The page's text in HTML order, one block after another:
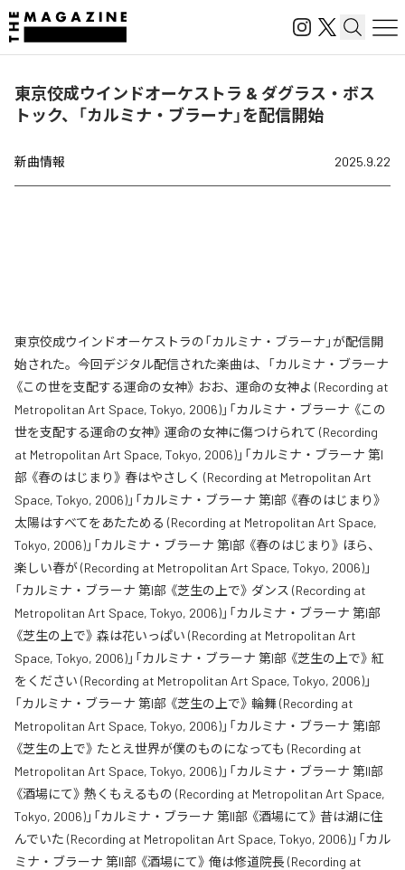
東京佼成ウインドオーケストラ & ダグラス・ボス
トック、「カルミナ・ブラーナ」を配信開始
新曲情報 2025.9.22
東京佼成ウインドオーケストラの「カルミナ・ブラーナ」が配信開
始された。今回デジタル配信された楽曲は、「カルミナ・ブラーナ
《この世を支配する運命の女神》 おお、運命の女神よ (Recording at
Metropolitan Art Space, Tokyo, 2006)」「カルミナ・ブラーナ 《この
世を支配する運命の女神》 運命の女神に傷つけられて (Recording
at Metropolitan Art Space, Tokyo, 2006)」「カルミナ・ブラーナ 第I
部 《春のはじまり》 春はやさしく (Recording at Metropolitan Art
Space, Tokyo, 2006)」「カルミナ・ブラーナ 第I部 《春のはじまり》
太陽はすべてをあたためる (Recording at Metropolitan Art Space,
Tokyo, 2006)」「カルミナ・ブラーナ 第I部 《春のはじまり》 ほら、
楽しい春が (Recording at Metropolitan Art Space, Tokyo, 2006)」
「カルミナ・ブラーナ 第I部 《芝生の上で》 ダンス (Recording at
Metropolitan Art Space, Tokyo, 2006)」「カルミナ・ブラーナ 第I部
《芝生の上で》 森は花いっぱい (Recording at Metropolitan Art
Space, Tokyo, 2006)」「カルミナ・ブラーナ 第I部 《芝生の上で》 紅
をください (Recording at Metropolitan Art Space, Tokyo, 2006)」
「カルミナ・ブラーナ 第I部 《芝生の上で》 輪舞 (Recording at
Metropolitan Art Space, Tokyo, 2006)」「カルミナ・ブラーナ 第I部
《芝生の上で》 たとえ世界が僕のものになっても (Recording at
Metropolitan Art Space, Tokyo, 2006)」「カルミナ・ブラーナ 第II部
《酒場にて》 熱くもえるもの (Recording at Metropolitan Art Space,
Tokyo, 2006)」「カルミナ・ブラーナ 第II部 《酒場にて》 昔は湖に住
んでいた (Recording at Metropolitan Art Space, Tokyo, 2006)」「カル
ミナ・ブラーナ 第II部 《酒場にて》 俺は修道院長 (Recording at